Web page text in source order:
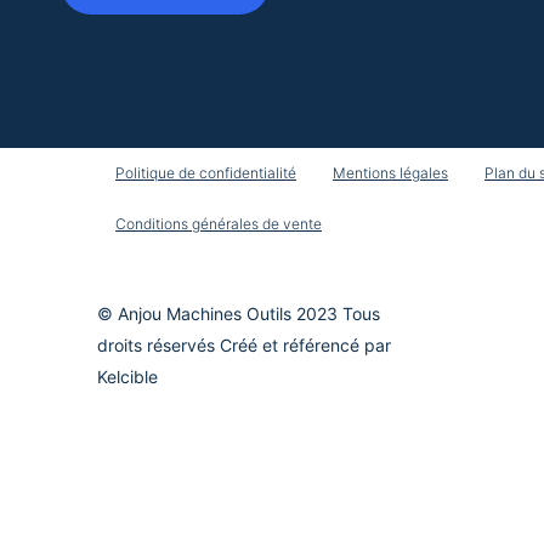
Politique de confidentialité Mentions légales Plan du
Conditions générales de vente
© Anjou Machines Outils 2023 Tous
droits réservés Créé et référencé par
Kelcible